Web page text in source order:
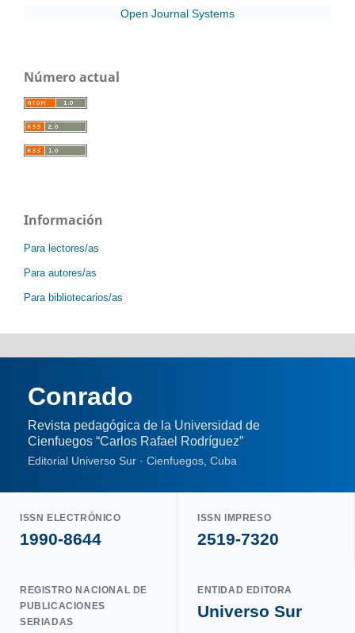
Open Journal Systems
Número actual
Información
Para lectores/as
Para autores/as
Para bibliotecarios/as
Conrado
Revista pedagógica de la Universidad de
Cienfuegos “Carlos Rafael Rodríguez”
Editorial Universo Sur · Cienfuegos, Cuba
ISSN ELECTRÓNICO
1990-8644
ISSN IMPRESO
2519-7320
REGISTRO NACIONAL DE
PUBLICACIONES
SERIADAS
ENTIDAD EDITORA
Universo Sur